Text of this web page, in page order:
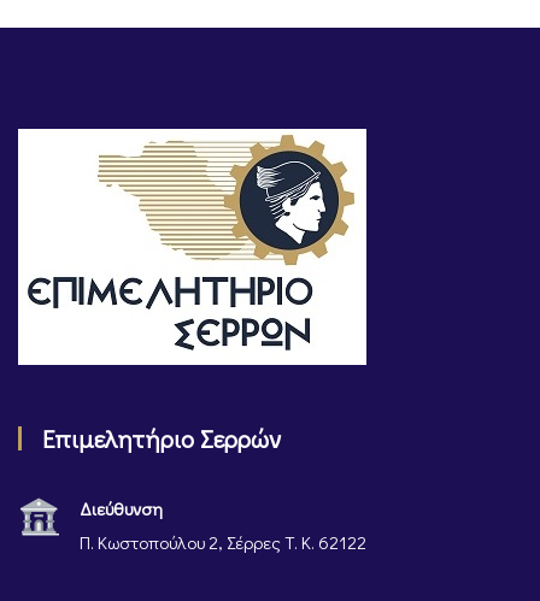
Επιμελητήριο Σερρών
Διεύθυνση
Π. Κωστοπούλου 2, Σέρρες Τ. Κ. 62122